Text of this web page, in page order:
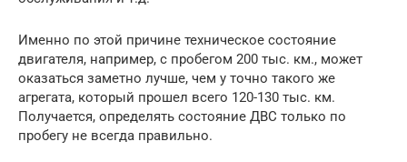
Именно по этой причине техническое состояние
двигателя, например, с пробегом 200 тыс. км., может
оказаться заметно лучше, чем у точно такого же
агрегата, который прошел всего 120-130 тыс. км.
Получается, определять состояние ДВС только по
пробегу не всегда правильно.